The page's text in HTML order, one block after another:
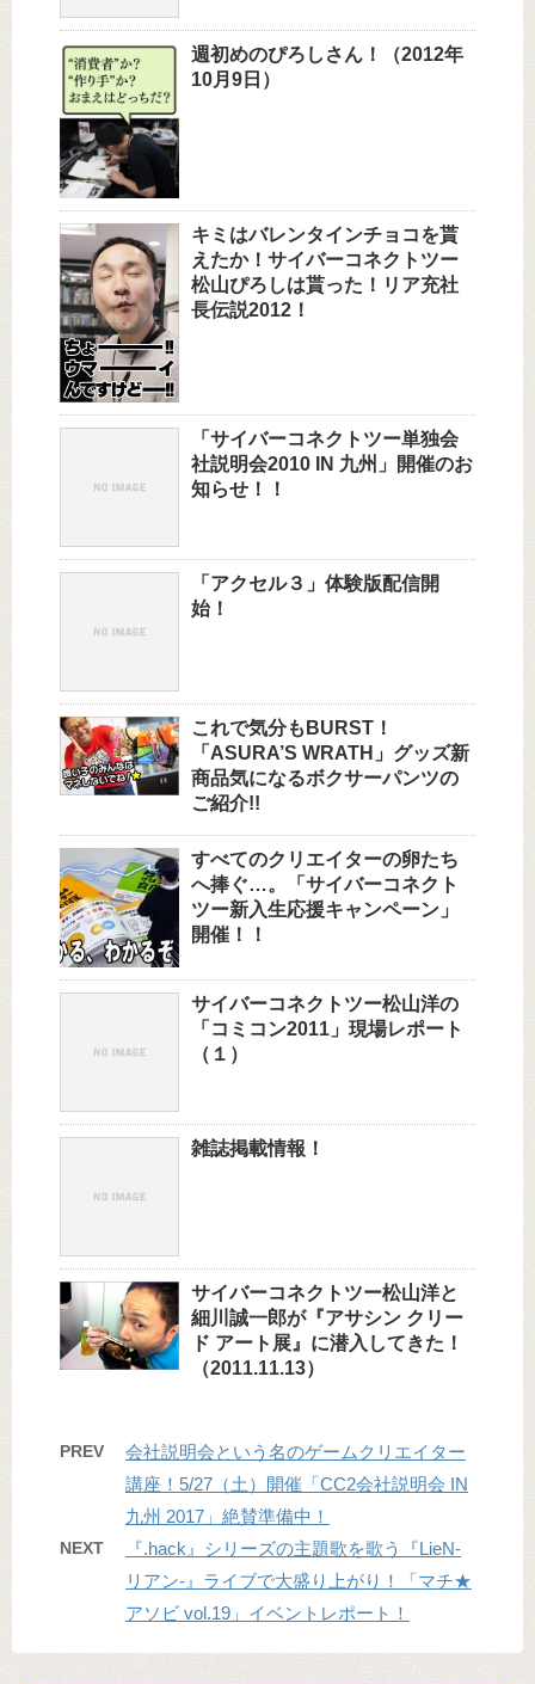
週初めのぴろしさん！（2012年
10月9日）
キミはバレンタインチョコを貰
えたか！サイバーコネクトツー
松山ぴろしは貰った！リア充社
長伝説2012！
「サイバーコネクトツー単独会
社説明会2010 IN 九州」開催のお
知らせ！！
「アクセル３」体験版配信開
始！
これで気分もBURST！
「ASURA’S WRATH」グッズ新
商品気になるボクサーパンツの
ご紹介!!
すべてのクリエイターの卵たち
へ捧ぐ…。「サイバーコネクト
ツー新入生応援キャンペーン」
開催！！
サイバーコネクトツー松山洋の
「コミコン2011」現場レポート
（１）
雑誌掲載情報！
サイバーコネクトツー松山洋と
細川誠一郎が『アサシン クリー
ド アート展』に潜入してきた！
（2011.11.13）
PREV
会社説明会という名のゲームクリエイター
講座！5/27（土）開催「CC2会社説明会 IN
九州 2017」絶賛準備中！
NEXT
『.hack』シリーズの主題歌を歌う『LieN‐
リアン‐』ライブで大盛り上がり！「マチ★
アソビ vol.19」イベントレポート！